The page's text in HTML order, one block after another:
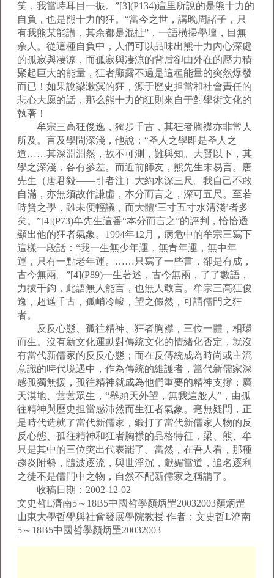
笑，我當時耳目一振。”[3](P134)這里所說的是熊十力的
自負，也是熊十力的狂。“當今之世，講晚周諸子，只
有我熊某能講，其余都是混扯”，一語橫掃學壇，目無
余人。從這種自負中，人們可以品味出熊十力內心深處
的孤寂與凄涼，而孤寂與凄涼的背后卻由外在的壓力積
聚起巨大的能量，狂者顯露不過是這種能量的突然爆發
而已！如果說梁漱溟的狂，源于歷史担當和社會責任的
悲心大愿的話，那么熊十力的狂則來自于對學術文化的
執著！
牟宗三高狂俊逸，獨步千古，其狂者胸襟亦非常人
所及。言及學問深淺，他說：“圣人之學即是圣人之
道……其深淵淵然，故不可測，難與知。大賢以下，其
學之深淺，各有參差。而近前師友，熊先生未易言。唐
先生（唐君毅——引者注）大約水深三尺。我自己不敢
自滿，亦無須故作謙虛，本分而言之，深可五尺。至若
時賢之學，雖未便輕議，而大體‘三寸五寸水清淺’者多
矣。”[4](P73)牟先生這番“本分而言之”的評判，恰恰透
顯出他的狂者氣象。1994年12月，病危中的牟宗三寫下
這樣一段話：“我一生無少年運，無青年運，無中年
運，只有一點老年運。……只寫了一些書，卻是有成，
古今無兩。”[4](P89)一生著述，古今無兩，了了數語，
力拔千鈞，此語無人能言，也無人敢言。牟宗三高狂俊
逸，超邁千古，孤峭冷峻，望之儼然，可謂儒門之狂
者。
反反心態、孤往精神、狂者胸襟，三位一體，相環
而生。沒有新文化運動對傳統文化的情緒化否定，就沒
有當代新儒家的反反心態；而在反傳統成為時尚或主流
意識的時代境遇中，作為傳統的維護者，當代新儒家深
感孤獨無援，孤往精神就成為他們重要的精神支撐；廣
天漠地、蕓蕓眾生，“舉頭天外望，無我這般人”，由孤
往精神與歷史担當感沛然而生狂者氣象。毫無疑問，正
是時代造就了當代新儒家，鍛打了當代新儒家人物的反
反心態、孤往精神和狂者胸襟的品格特征，梁、熊、牟
只是其中的三位突出代表罷了。當然，在吾人看，那種
趨炎附勢，隨波逐流，與世浮沉，獻媚當道，追名逐利
之徒不是儒門中之物，自然不配新儒家之稱謂了。
收稿日期：2002-12-02
文史哲L濟南5～18B5中國哲學顏炳罡20032003顏炳罡
山東大學哲學與社會發展學院教授 作者：文史哲L濟南
5～18B5中國哲學顏炳罡20032003